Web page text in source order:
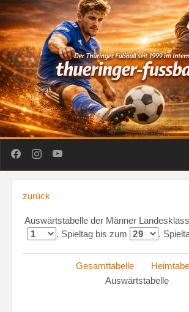
zurück
Auswärtstabelle der Männer
. Spieltag bis zum
.
Gesamttabelle
Auswärtstabelle